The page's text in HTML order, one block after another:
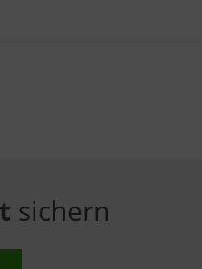
sichern